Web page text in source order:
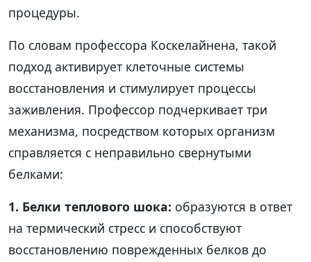
процедуры.
По словам профессора Коскелайнена, такой
подход активирует клеточные системы
восстановления и стимулирует процессы
заживления. Профессор подчеркивает три
механизма, посредством которых организм
справляется с неправильно свернутыми
белками:
1. Белки теплового шока: образуются в ответ
на термический стресс и способствуют
восстановлению поврежденных белков до